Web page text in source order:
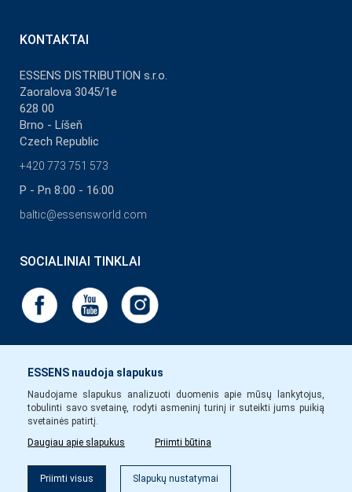
ESSENS naudoja slapukus
Naudojame slapukus analizuoti duomenis apie mūsų lankytojus,
tobulinti savo svetainę, rodyti asmeninį turinį ir suteikti jums puikią
svetainės patirtį.
Daugiau apie slapukus
Priimti būtina
Priimti visus Slapukų nustatymai
KONTAKTAI
ESSENS DISTRIBUTION s.r.o.
Zaoralova 3045/1e
628 00
Brno - Líšeň
Czech Republic
+420 773 751 573
P - Pn 8:00 - 16:00
baltic@essensworld.com
SOCIALINIAI TINKLAI